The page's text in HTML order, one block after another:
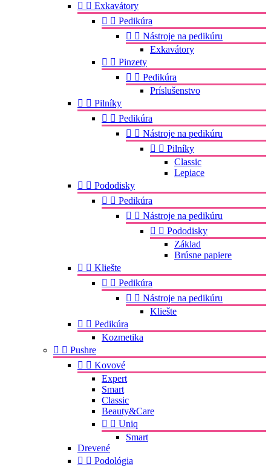
  Exkavátory
  Pedikúra
  Nástroje na pedikúru
Exkavátory
  Pinzety
  Pedikúra
Príslušenstvo
  Pilníky
  Pedikúra
  Nástroje na pedikúru
  Pilníky
Classic
Lepiace
  Pododisky
  Pedikúra
  Nástroje na pedikúru
  Pododisky
Základ
Brúsne papiere
  Kliešte
  Pedikúra
  Nástroje na pedikúru
Kliešte
  Pedikúra
Kozmetika
  Pushre
  Kovové
Expert
Smart
Classic
Beauty&Care
  Uniq
Smart
Drevené
  Podológia